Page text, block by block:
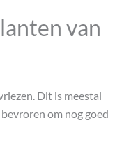
van
Dit is meestal
om nog goed